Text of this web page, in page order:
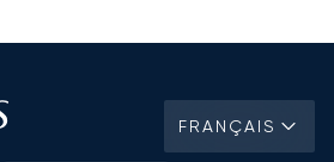
FRANÇAIS